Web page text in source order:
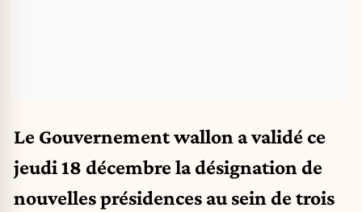
Le Gouvernement wallon a validé ce
jeudi 18 décembre la désignation de
nouvelles présidences au sein de trois